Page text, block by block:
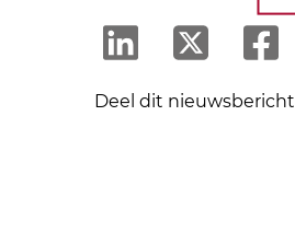
Deel dit nieuwsbericht